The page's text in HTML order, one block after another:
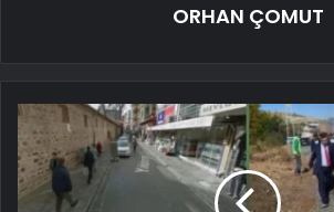
ORHAN ÇOMUT